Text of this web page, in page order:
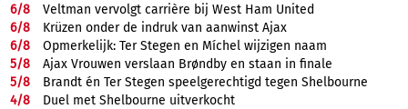
6/8
Veltman vervolgt carrière bij West Ham United
6/8
Krüzen onder de indruk van aanwinst Ajax
6/8
Opmerkelijk: Ter Stegen en Míchel wijzigen naam
5/8
Ajax Vrouwen verslaan Brøndby en staan in finale
5/8
Brandt én Ter Stegen speelgerechtigd tegen Shelbourne
4/8
Duel met Shelbourne uitverkocht